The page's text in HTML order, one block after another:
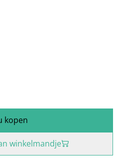
kopen
winkelmandje